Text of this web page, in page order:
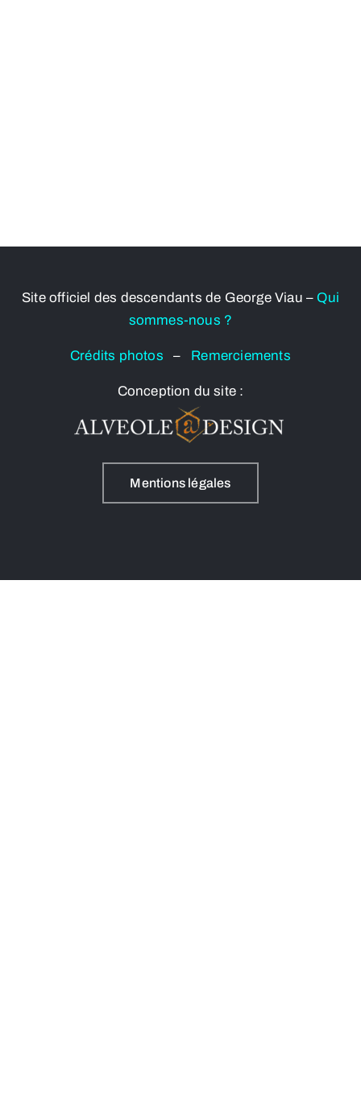
Site officiel des descendants de George Viau – Qui
sommes-nous ?
Crédits photos– Remerciements
Conception du site :
Mentions légales